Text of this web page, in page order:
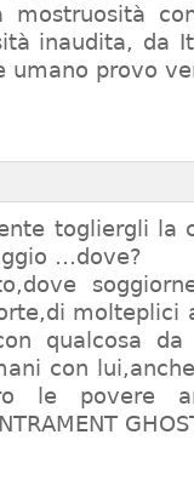
inaudita, da
umano provo
togliergli la
…dove?
molteplici
qualcosa
con
le povere